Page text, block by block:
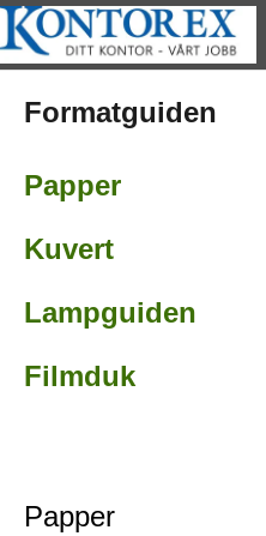
Formatguiden
Papper
Kuvert
Lampguiden
Filmduk
Papper